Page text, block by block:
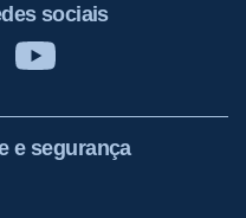
sociais
e segurança